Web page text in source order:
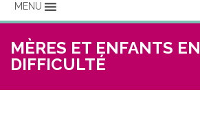
MENU
MÈRES ET ENFANTS EN
DIFFICULTÉ